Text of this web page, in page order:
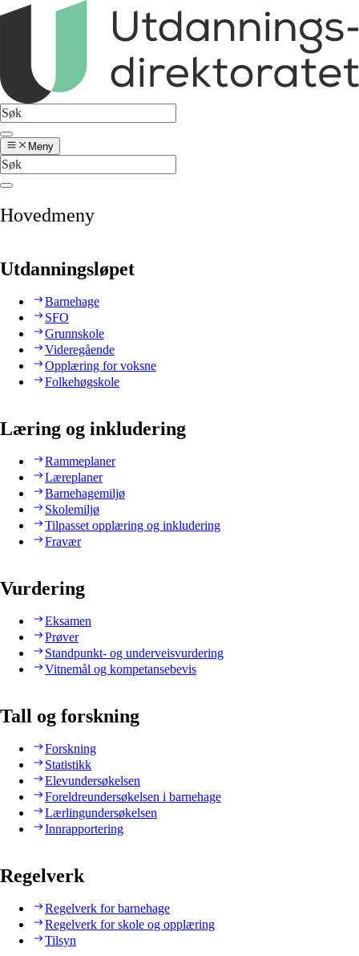
Meny
Hovedmeny
Utdanningsløpet
Barnehage
SFO
Grunnskole
Videregående
Opplæring for voksne
Folkehøgskole
Læring og inkludering
Rammeplaner
Læreplaner
Barnehagemiljø
Skolemiljø
Tilpasset opplæring og inkludering
Fravær
Vurdering
Eksamen
Prøver
Standpunkt- og underveisvurdering
Vitnemål og kompetansebevis
Tall og forskning
Forskning
Statistikk
Elevundersøkelsen
Foreldreundersøkelsen i barnehage
Lærlingundersøkelsen
Innrapportering
Regelverk
Regelverk for barnehage
Regelverk for skole og opplæring
Tilsyn